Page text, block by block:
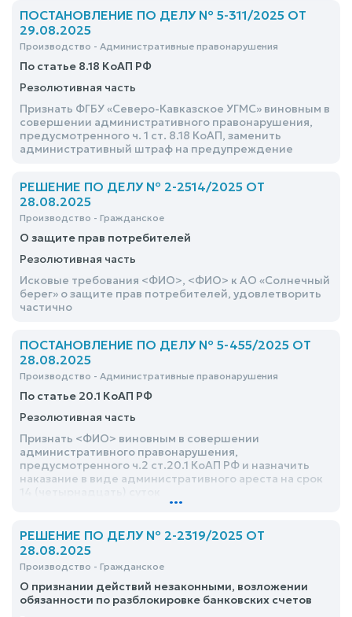
ПОСТАНОВЛЕНИЕ ПО ДЕЛУ № 5-311/2025 ОТ
29.08.2025
Производство - Административные правонарушения
По статье 8.18 КоАП РФ
Резолютивная часть
Признать ФГБУ «Северо-Кавказское УГМС» виновным в
совершении административного правонарушения,
предусмотренного ч. 1 ст. 8.18 КоАП, заменить
административный штраф на предупреждение
РЕШЕНИЕ ПО ДЕЛУ № 2-2514/2025 ОТ
28.08.2025
Производство - Гражданское
О защите прав потребителей
Резолютивная часть
Исковые требования <ФИО>, <ФИО> к АО «Солнечный
берег» о защите прав потребителей, удовлетворить
частично
ПОСТАНОВЛЕНИЕ ПО ДЕЛУ № 5-455/2025 ОТ
28.08.2025
Производство - Административные правонарушения
По статье 20.1 КоАП РФ
Резолютивная часть
Признать <ФИО> виновным в совершении
административного правонарушения,
предусмотренного ч.2 ст.20.1 КоАП РФ и назначить
наказание в виде административного ареста на срок
...
РЕШЕНИЕ ПО ДЕЛУ № 2-2319/2025 ОТ
28.08.2025
Производство - Гражданское
О признании действий незаконными, возложении
обязанности по разблокировке банковских счетов